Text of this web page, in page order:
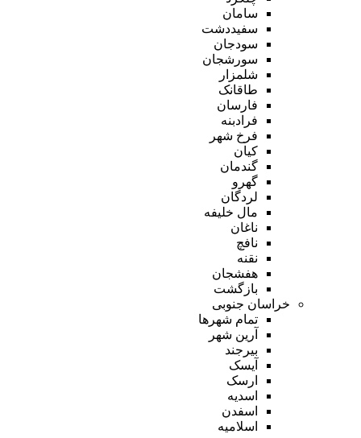
سامان
سفیددشت
سودجان
سورشجان
شلمزار
طاقانک
فارسان
فرادبنه
فرخ شهر
کیان
گندمان
گهرو
لردگان
مال خلیفه
ناغان
نافچ
نقنه
هفشجان
بازگشت
خراسان جنوبی
تمام شهر‌ها
آرین شهر
بیرجند
آیسک
ارسک
اسدیه
اسفدن
اسلامیه